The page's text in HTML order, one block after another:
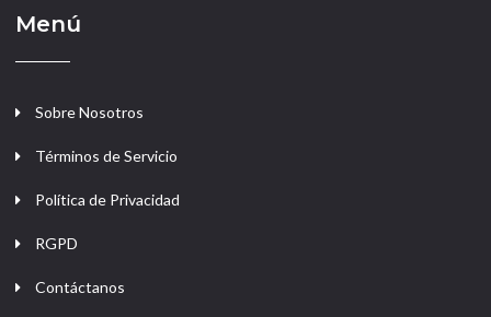
Menú
Sobre Nosotros
Términos de Servicio
Política de Privacidad
RGPD
Contáctanos